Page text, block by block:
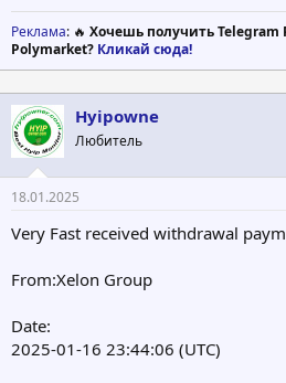
Реклама: 🔥 Хочешь получить Telegram
Polymarket? Кликай сюда!
Hyipowne
Любитель
18.01.2025
Very Fast received withdrawal
From:Xelon Group
Date:
2025-01-16 23:44:06 (UTC)